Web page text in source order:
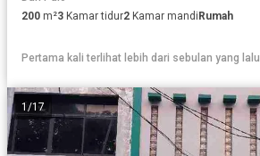
200 m²3 Kamar tidur2 Kamar mandiRumah
Pertama kali terlihat lebih dari sebulan yang lalu
1/17